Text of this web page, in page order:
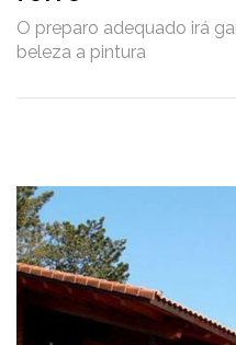
O preparo adequado irá
beleza a pintura